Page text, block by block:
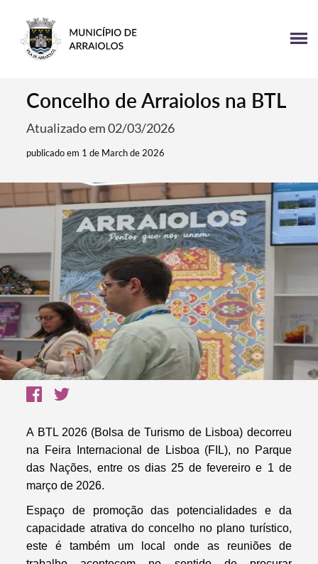
Concelho de Arraiolos na BTL
Atualizado em 02/03/2026
publicado em 1 de March de 2026
A BTL 2026 (Bolsa de Turismo de Lisboa) decorreu
na Feira Internacional de Lisboa (FIL), no Parque
das Nações, entre os dias 25 de fevereiro e 1 de
março de 2026.
Espaço de promoção das potencialidades e da
capacidade atrativa do concelho no plano turístico,
este é também um local onde as reuniões de